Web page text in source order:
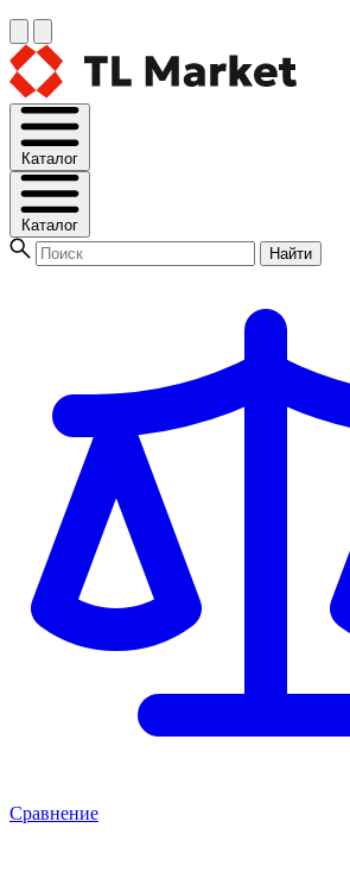
Каталог
Каталог
Найти
Сравнение